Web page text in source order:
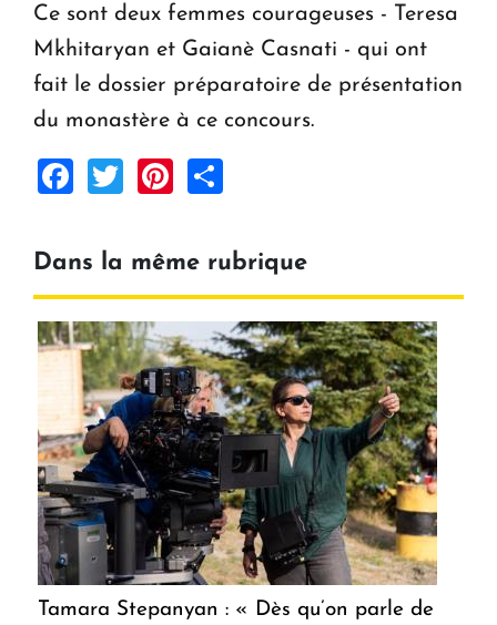
Ce sont deux femmes courageuses - Teresa
Mkhitaryan et Gaianè Casnati - qui ont
fait le dossier préparatoire de présentation
du monastère à ce concours.
Facebook
TwitterPinterest
Dans la même rubrique
Tamara Stepanyan : « Dès qu’on parle de